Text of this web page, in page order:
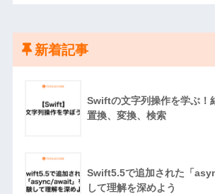
新着記事
Swiftの文字列操作を学ぶ！
置換、変換、検索
Swift5.5で追加された「
して理解を深めよう